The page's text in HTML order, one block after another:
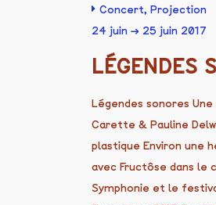
Concert, Projection
24 juin → 25 juin 2017
LÉGENDES
Légendes sonores
Carette & Pauline
plastique Environ une
avec Fructôse dans le
Symphonie et le